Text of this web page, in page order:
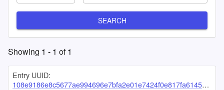
SEARCH
Showing 1 - 1 of1
Entry UUID:
108e9186e8c5677ae994696e7bfa2e01e7424f0e817fa61459fbbdb44676706071c23bcb7e8f2d89